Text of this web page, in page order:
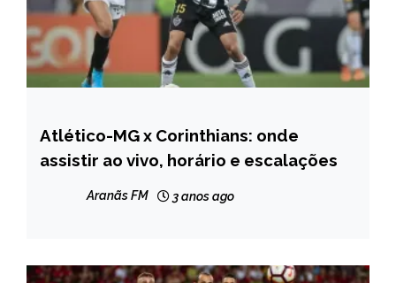
ESPORTES
Atlético-MG x Corinthians: onde
assistir ao vivo, horário e escalações
Aranãs FM 3 anos ago